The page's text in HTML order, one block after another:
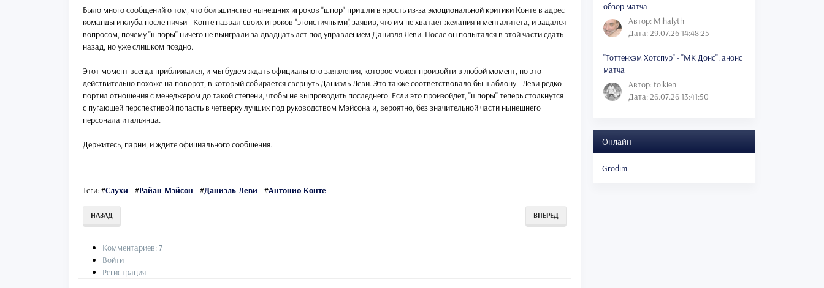
Было много сообщений о том, что большинство нынешних игроков "шпор" пришли в ярость из-за эмоциональной критики Конте в адрес
команды и клуба после ничьи - Конте назвал своих игроков "эгоистичными", заявив, что им не хватает желания и менталитета, и задался
вопросом, почему "шпоры" ничего не выиграли за двадцать лет под управлением Даниэля Леви. После он попытался в этой части сдать
назад, но уже слишком поздно.
Этот момент всегда приближался, и мы будем ждать официального заявления, которое может произойти в любой момент, но это
действительно похоже на поворот, в который собирается свернуть Даниэль Леви. Это также соответствовало бы шаблону - Леви редко
портил отношения с менеджером до такой степени, чтобы не выпроводить последнего. Если это произойдет, "шпоры" теперь столкнутся
с пугающей перспективой попасть в четверку лучших под руководством Мэйсона и, вероятно, без значительной части нынешнего
персонала итальянца.
Держитесь, парни, и ждите официального сообщения.
Теги:#Слухи #Райан Мэйсон #Даниэль Леви #Антонио Конте
НАЗАД ВПЕРЕД
Комментариев: 7
Войти
Регистрация
обзор матча
Автор: Mihalyth
Дата: 29.07.26 14:48:25
"Тоттенхэм Хотспур" - "МК Донс": анонс
матча
Автор: tolkien
Дата: 26.07.26 13:41:50
Онлайн
Grodim